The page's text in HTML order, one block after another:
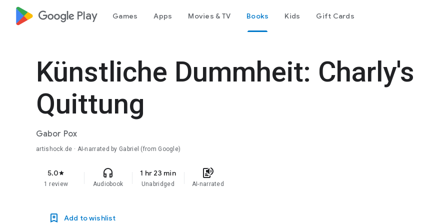
google_logo Play Games Apps Movies & TV Books Kids Gift Cards
Künstliche Dummheit: Charly's
Quittung
Gabor Pox
artishock.de · AI-narrated by Gabriel (from Google)
5.0star
1 review
headphones
Audiobook
1 hr 23 min
Unabridged
text_to_speech
AI-narrated
Add to wishlist